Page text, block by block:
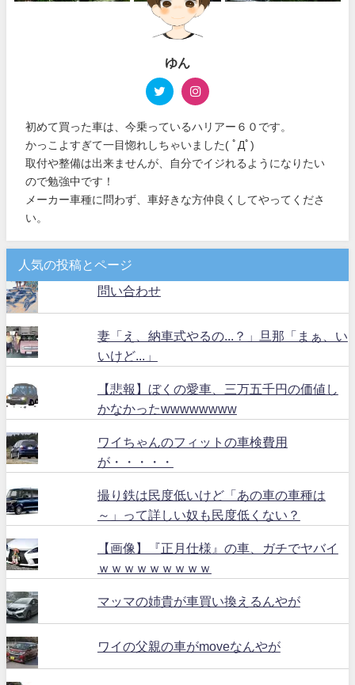
ゆん
初めて買った車は、今乗っているハリアー６０です。
かっこよすぎて一目惚れしちゃいました( ﾟДﾟ)
取付や整備は出来ませんが、自分でイジれるようになりたい
ので勉強中です！
メーカー車種に問わず、車好きな方仲良くしてやってくださ
い。
人気の投稿とページ
問い合わせ
妻「え、納車式やるの...？」旦那「まぁ、い
いけど...」
【悲報】ぼくの愛車、三万五千円の価値し
かなかったwwwwwwww
ワイちゃんのフィットの車検費用
が・・・・・
撮り鉄は民度低いけど「あの車の車種は
～」って詳しい奴も民度低くない？
【画像】『正月仕様』の車、ガチでヤバイ
ｗｗｗｗｗｗｗｗｗ
マッマの姉貴が車買い換えるんやが
ワイの父親の車がmoveなんやが